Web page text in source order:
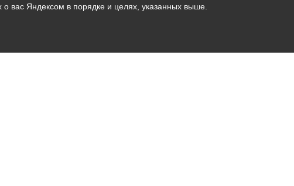
вас Яндексом в порядке и целях, указанных выше.